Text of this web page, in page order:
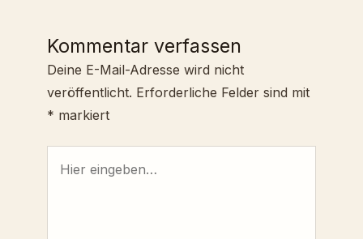
Kommentar verfassen
Deine E-Mail-Adresse wird nicht
veröffentlicht. Erforderliche Felder sind mit
* markiert
eingeben…